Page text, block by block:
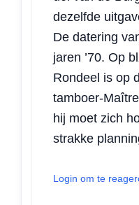
dezelfde
De datering
jaren ’70. Op
Rondeel is op
tamboer-
hij moet zich
strakke
Login om te